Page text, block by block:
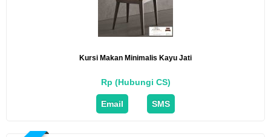
Kursi Makan Minimalis Kayu Jati
Rp (Hubungi CS)
Email SMS